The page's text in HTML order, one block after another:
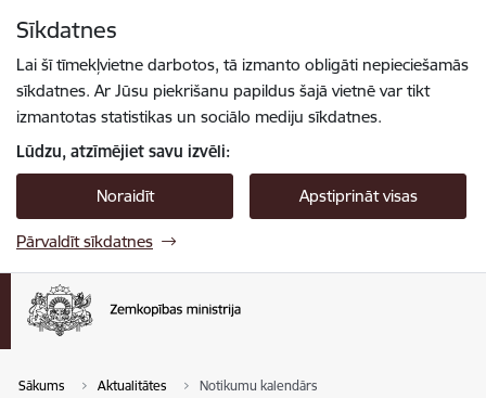
Sīkdatnes
Lai šī tīmekļvietne darbotos, tā izmanto obligāti nepieciešamās
sīkdatnes. Ar Jūsu piekrišanu papildus šajā vietnē var tikt
izmantotas statistikas un sociālo mediju sīkdatnes.
Lūdzu, atzīmējiet savu izvēli:
Noraidīt Apstiprināt visas
Pārvaldīt sīkdatnes
Sākums Aktualitātes Notikumu kalendārs